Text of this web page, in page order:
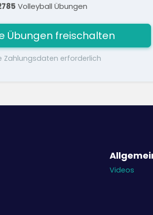
Volleyball Übungen
Übungen freischalten
Zahlungsdaten erforderlich
Videos